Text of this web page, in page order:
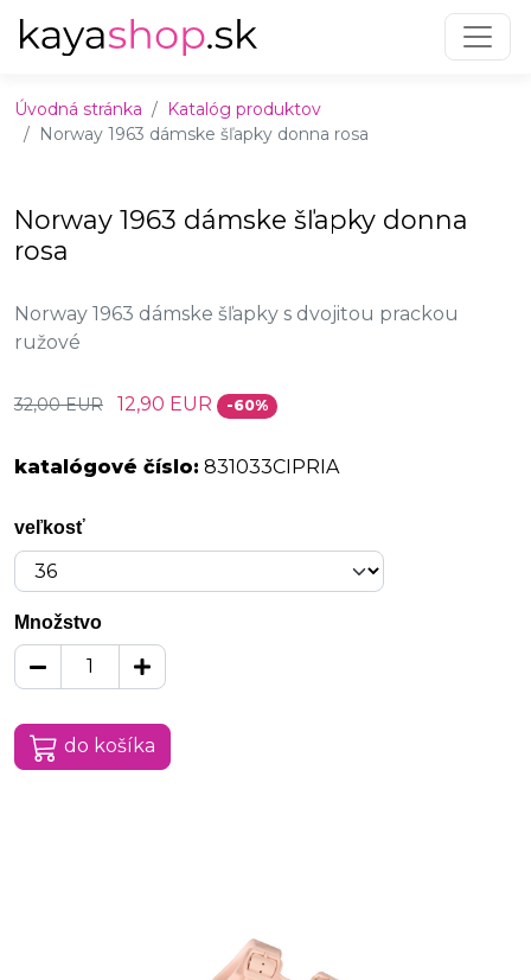
Úvodná stránka
Katalóg produktov
Norway 1963 dámske šľapky donna rosa
Norway 1963 dámske šľapky donna
rosa
Norway 1963 dámske šľapky s dvojitou prackou
ružové
32,00 EUR 12,90 EUR -60%
katalógové číslo: 831033CIPRIA
veľkosť
Množstvo
do košíka